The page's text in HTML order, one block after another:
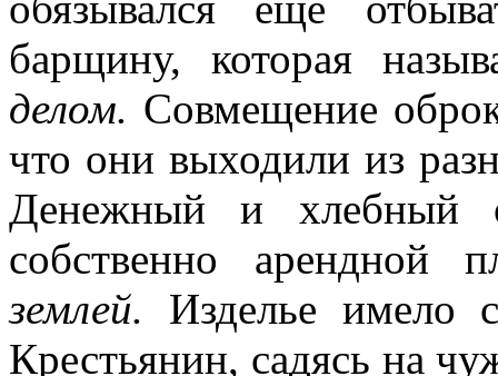
барщину, которая
делом. Совмещение
что они выходили из
Денежный и хлебный
собственно арендной
землей. Изделье имело
Крестьянин, садясь на